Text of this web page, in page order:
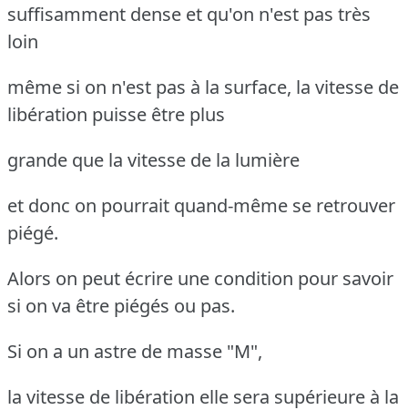
suffisamment dense et qu'on n'est pas très
loin
même si on n'est pas à la surface, la vitesse de
libération puisse être plus
grande que la vitesse de la lumière
et donc on pourrait quand-même se retrouver
piégé.
Alors on peut écrire une condition pour savoir
si on va être piégés ou pas.
Si on a un astre de masse "M",
la vitesse de libération elle sera supérieure à la